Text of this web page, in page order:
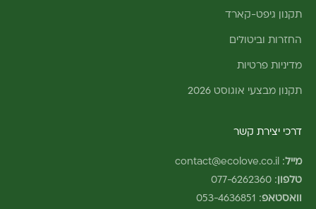
תקנון גיפט-קארד
החזרות וביטולים
מדיניות פרטיות
תקנון מבצעי אוגוסט 2026
דרכי יצירת קשר
מייל:
contact@ecolove.co.il
טלפון :
077-6262360
וואסטאפ:
053-4636851